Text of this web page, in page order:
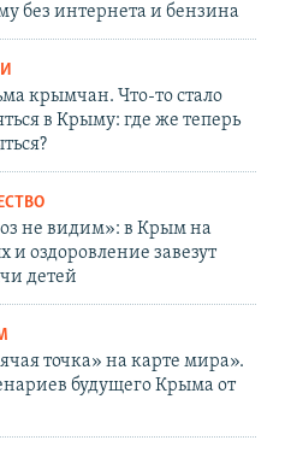
без интернета и бензина
крымчан. Что-то стало
в Крыму: где же теперь
не видим»: в Крым на
и оздоровление завезут
детей
точка» на карте мира».
будущего Крыма от